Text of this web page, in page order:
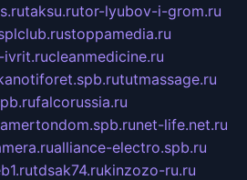
taksu.rutor-lyubov-i-grom.ru
stoppamedia.ru
ivrit.rucleanmedicine.ru
tutmassage.ru
falcorussia.ru
net-life.net.ru
alliance-electro.spb.ru
tdsak74.rukinzozo-ru.ru